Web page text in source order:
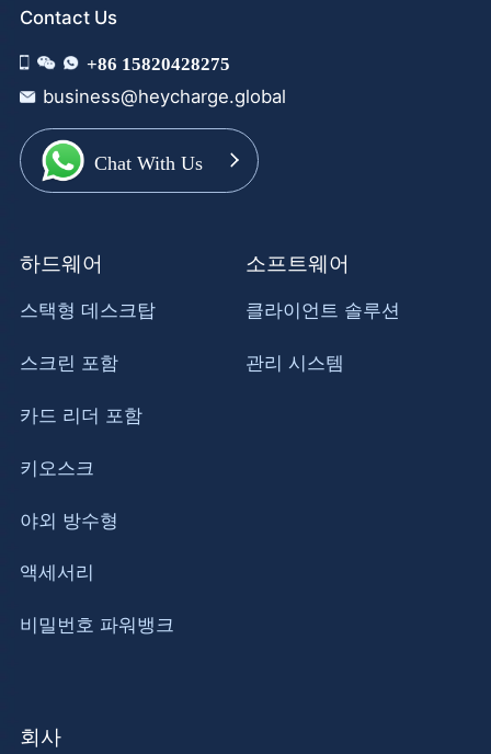
Contact Us
+86 15820428275
business@heycharge.global
Chat With Us
하드웨어
스택형 데스크탑
스크린 포함
카드 리더 포함
키오스크
야외 방수형
액세서리
비밀번호 파워뱅크
소프트웨어
클라이언트 솔루션
관리 시스템
회사